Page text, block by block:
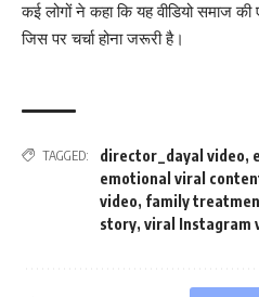
कई लोगों ने कहा कि यह वीडियो समाज
जिस पर चर्चा होना जरूरी है।
TAGGED: director_dayal video,
emotional viral
video, family
story, viral Instagram